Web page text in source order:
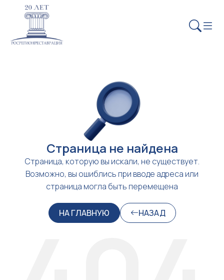
Страница не найдена
Страница, которую вы искали, не существует.
Возможно, вы ошиблись при вводе адреса или
страница могла быть перемещена
НА ГЛАВНУЮ НАЗАД